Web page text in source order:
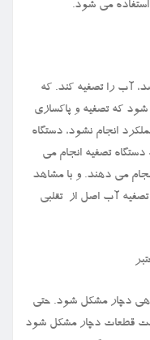
استفاده می شود.
باید به میزان ۸۰ الی ۹۰ درصد، آب را تصفیه کند. که
شود که تصفیه و پاکسازی
انجام نشود، دستگاه
تصفیه انجام می
می دهند. و با مشاهد
آب اصل از تقلبی
دچار مشکل شود. حتی
قطعات دچار مشکل شود